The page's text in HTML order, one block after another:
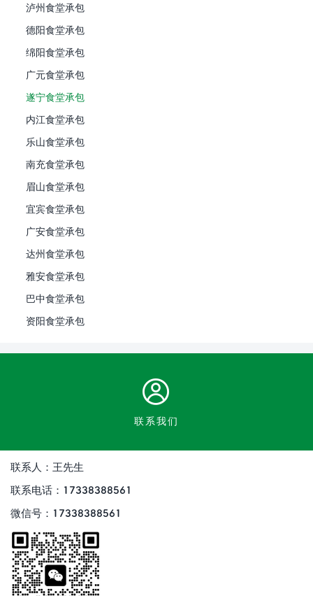
泸州食堂承包
德阳食堂承包
绵阳食堂承包
广元食堂承包
遂宁食堂承包
内江食堂承包
乐山食堂承包
南充食堂承包
眉山食堂承包
宜宾食堂承包
广安食堂承包
达州食堂承包
雅安食堂承包
巴中食堂承包
资阳食堂承包
联系我们
联系人：王先生
联系电话：17338388561
微信号：17338388561